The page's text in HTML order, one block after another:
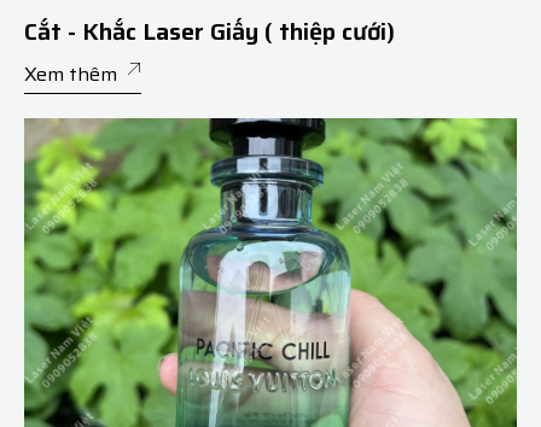
Cắt - Khắc Laser Giấy ( thiệp cưới)
Xem thêm